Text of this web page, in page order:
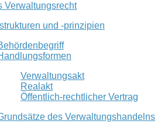
Verwaltungsrecht
und -prinzipien
Verwaltungsakt
Realakt
Öffentlich-rechtlicher Vertrag
des Verwaltungshandelns